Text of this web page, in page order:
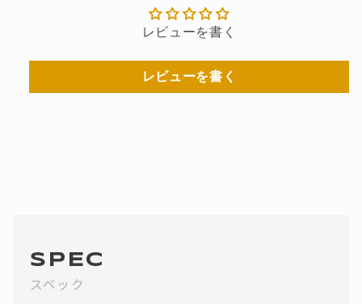
レビューを書く
レビューを書く
SPEC
スペック